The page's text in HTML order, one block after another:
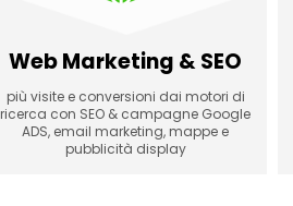
Web Marketing & SEO
più visite e conversioni dai motori di
ricerca con SEO & campagne Google
ADS, email marketing, mappe e
pubblicità display